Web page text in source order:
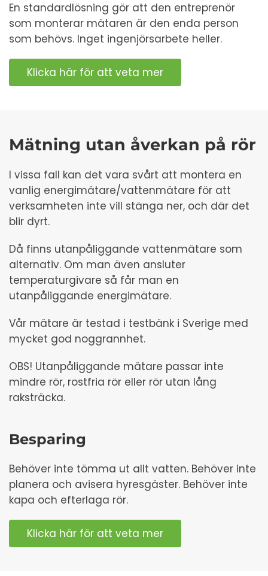
En standardlösning gör att den entreprenör
som monterar mätaren är den enda person
som behövs. Inget ingenjörsarbete heller.
Klicka här för att veta mer
Mätning utan åverkan på rör
I vissa fall kan det vara svårt att montera en
vanlig energimätare/vattenmätare för att
verksamheten inte vill stänga ner, och där det
blir dyrt.
Då finns utanpåliggande vattenmätare som
alternativ. Om man även ansluter
temperaturgivare så får man en
utanpåliggande energimätare.
Vår mätare är testad i testbänk i Sverige med
mycket god noggrannhet.
OBS! Utanpåliggande mätare passar inte
mindre rör, rostfria rör eller rör utan lång
raksträcka.
Besparing
Behöver inte tömma ut allt vatten. Behöver inte
planera och avisera hyresgäster. Behöver inte
kapa och efterlaga rör.
Klicka här för att veta mer